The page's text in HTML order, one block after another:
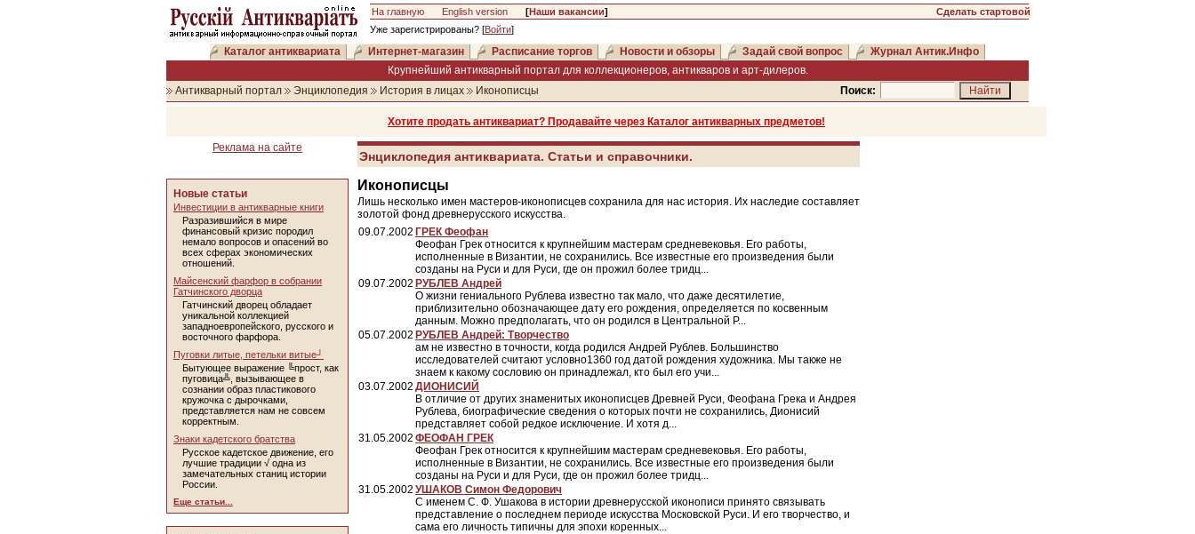
На главную English version [Наши вакансии]
Уже зарегистрированы? [Войти]
Сделать стартовой
Каталог антиквариата Интернет-магазин Расписание торгов Новости и обзоры Задай свой вопрос
Журнал Антик.Инфо
Крупнейший антикварный портал для коллекционеров, антикваров и арт-дилеров.
Антикварный портал
Энциклопедия История в лицах Иконописцы Поиск:
Хотите продать антиквариат? Продавайте через Каталог антикварных предметов!
Реклама на сайте
Новые статьи
Инвестиции в антикварные книги
Разразившийся в мире
финансовый кризис породил
немало вопросов и опасений во
всех сферах экономических
отношений.
Майсенский фарфор в собрании
Гатчинского дворца
Гатчинский дворец обладает
уникальной коллекцией
западноевропейского, русского и
восточного фарфора.
Пуговки литые, петельки витые┘
Бытующее выражение ╚прост, как
пуговица╩, вызывающее в
сознании образ пластикового
кружочка с дырочками,
представляется нам не совсем
корректным.
Знаки кадетского братства
Русское кадетское движение, его
лучшие традиции √ одна из
замечательных станиц истории
России.
Еще статьи...
Энциклопедия антиквариата. Статьи и справочники.
Иконописцы
Лишь несколько имен мастеров-иконописцев сохранила для нас история. Их наследие составляет
золотой фонд древнерусского искусства.
09.07.2002 ГРЕК Феофан
Феофан Грек относится к крупнейшим мастерам средневековья. Его работы,
исполненные в Византии, не сохранились. Все известные его произведения были
созданы на Руси и для Руси, где он прожил более тридц...
09.07.2002 РУБЛЕВ Андрей
О жизни гениального Рублева известно так мало, что даже десятилетие,
приблизительно обозначающее дату его рождения, определяется по косвенным
данным. Можно предполагать, что он родился в Центральной Р...
05.07.2002 РУБЛЕВ Андрей: Творчество
ам не известно в точности, когда родился Андрей Рублев. Большинство
исследователей считают условно1360 год датой рождения художника. Мы также не
знаем к какому сословию он принадлежал, кто был его учи...
03.07.2002 ДИОНИСИЙ
В отличие от других знаменитых иконописцев Древней Руси, Феофана Грека и Андрея
Рублева, биографические сведения о которых почти не сохранились, Дионисий
представляет собой редкое исключение. И хотя д...
31.05.2002 ФЕОФАН ГРЕК
Феофан Грек относится к крупнейшим мастерам средневековья. Его работы,
исполненные в Византии, не сохранились. Все известные его произведения были
созданы на Руси и для Руси, где он прожил более тридц...
31.05.2002 УШАКОВ Симон Федорович
С именем С. Ф. Ушакова в истории древнерусской иконописи принято связывать
представление о последнем периоде искусства Московской Руси. И его творчество, и
сама его личность типичны для эпохи коренных...